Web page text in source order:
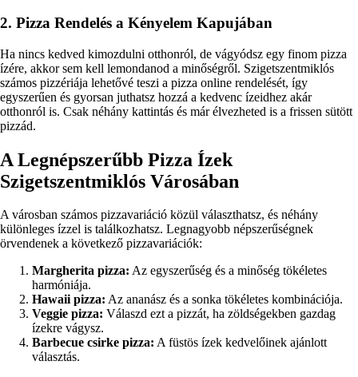
2. Pizza Rendelés a Kényelem Kapujában
Ha nincs kedved kimozdulni otthonról, de vágyódsz egy finom pizza
ízére, akkor sem kell lemondanod a minőségről. Szigetszentmiklós
számos pizzériája lehetővé teszi a pizza online rendelését, így
egyszerűen és gyorsan juthatsz hozzá a kedvenc ízeidhez akár
otthonról is. Csak néhány kattintás és már élvezheted is a frissen sütött
pizzád.
A Legnépszerűbb Pizza Ízek
Szigetszentmiklós Városában
A városban számos pizzavariáció közül választhatsz, és néhány
különleges ízzel is találkozhatsz. Legnagyobb népszerűségnek
örvendenek a következő pizzavariációk:
Margherita pizza: Az egyszerűség és a minőség tökéletes
harmóniája.
Hawaii pizza: Az ananász és a sonka tökéletes kombinációja.
Veggie pizza: Válaszd ezt a pizzát, ha zöldségekben gazdag
ízekre vágysz.
Barbecue csirke pizza: A füstös ízek kedvelőinek ajánlott
választás.